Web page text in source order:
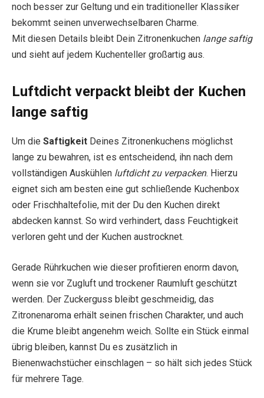
noch besser zur Geltung und ein traditioneller Klassiker
bekommt seinen unverwechselbaren Charme.
Mit diesen Details bleibt Dein Zitronenkuchen lange saftig
und sieht auf jedem Kuchenteller großartig aus.
Luftdicht verpackt bleibt der Kuchen
lange saftig
Um die Saftigkeit Deines Zitronenkuchens möglichst
lange zu bewahren, ist es entscheidend, ihn nach dem
vollständigen Auskühlen luftdicht zu verpacken. Hierzu
eignet sich am besten eine gut schließende Kuchenbox
oder Frischhaltefolie, mit der Du den Kuchen direkt
abdecken kannst. So wird verhindert, dass Feuchtigkeit
verloren geht und der Kuchen austrocknet.
Gerade Rührkuchen wie dieser profitieren enorm davon,
wenn sie vor Zugluft und trockener Raumluft geschützt
werden. Der Zuckerguss bleibt geschmeidig, das
Zitronenaroma erhält seinen frischen Charakter, und auch
die Krume bleibt angenehm weich. Sollte ein Stück einmal
übrig bleiben, kannst Du es zusätzlich in
Bienenwachstücher einschlagen – so hält sich jedes Stück
für mehrere Tage.